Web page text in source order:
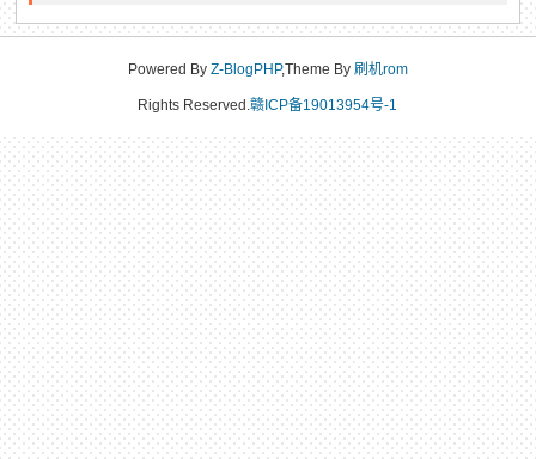
Powered By Z-BlogPHP,Theme By 刷机rom
Rights Reserved.赣ICP备19013954号-1